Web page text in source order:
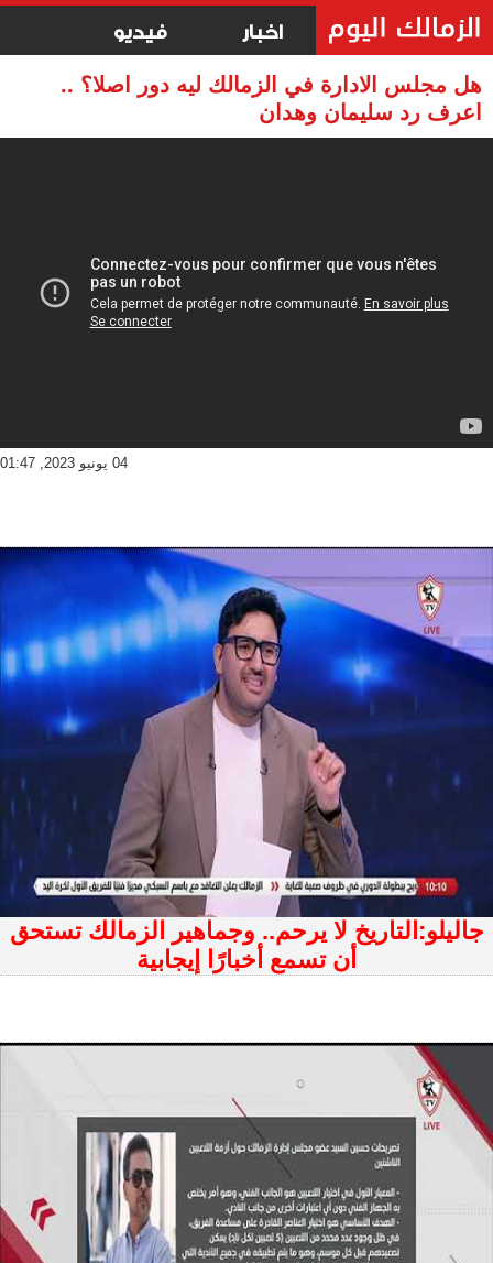
اخبار فيديو
هل مجلس الادارة في الزمالك ليه دور اصلا؟ ..
اعرف رد سليمان وهدان
04 يونيو 2023, 01:47
جاليلو:التاريخ لا يرحم.. وجماهير الزمالك تستحق
أن تسمع أخبارًا إيجابية